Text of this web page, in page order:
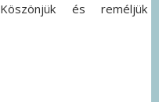
Köszönjük és reméljük